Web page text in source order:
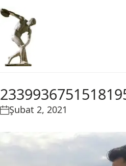
Şubat 2, 2021